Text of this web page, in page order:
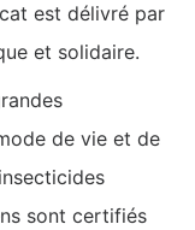
est délivré par
et solidaire.
de vie et de
sont certifiés